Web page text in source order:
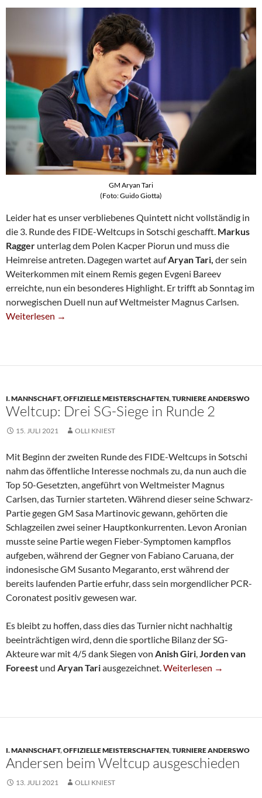
GM Aryan Tari
(Foto: Guido Giotta)
Leider hat es unser verbliebenes Quintett nicht vollständig in
die 3. Runde des FIDE-Weltcups in Sotschi geschafft. Markus
Ragger unterlag dem Polen Kacper Piorun und muss die
Heimreise antreten. Dagegen wartet aufAryan Tari, der sein
Weiterkommen mit einem Remis gegen Evgeni Bareev
erreichte, nun ein besonderes Highlight. Er trifft ab Sonntag im
norwegischen Duell nun auf Weltmeister Magnus Carlsen.
Weltcup-Aus Für Ragger – Tari Nun Gegen Carlsen
Weiterlesen →
I. MANNSCHAFT,OFFIZIELLE MEISTERSCHAFTEN,TURNIERE ANDERSWO
Weltcup: Drei SG-Siege in Runde 2
15. JULI 2021 OLLI KNIEST
Mit Beginn der zweiten Runde des FIDE-Weltcups in Sotschi
nahm das öffentliche Interesse nochmals zu, da nun auch die
Top 50-Gesetzten, angeführt von Weltmeister Magnus
Carlsen, das Turnier starteten. Während dieser seine Schwarz-
Partie gegen GM Sasa Martinovic gewann, gehörten die
Schlagzeilen zwei seiner Hauptkonkurrenten. Levon Aronian
musste seine Partie wegen Fieber-Symptomen kampflos
aufgeben, während der Gegner von Fabiano Caruana, der
indonesische GM Susanto Megaranto, erst während der
bereits laufenden Partie erfuhr, dass sein morgendlicher PCR-
Coronatest positiv gewesen war.
Es bleibt zu hoffen, dass dies das Turnier nicht nachhaltig
beeinträchtigen wird, denn die sportliche Bilanz der SG-
Akteure war mit 4/5 dank Siegen von Anish Giri,Jorden van
Foreest und Aryan Tariausgezeichnet.Weltcup: Drei SG-Siege
Weiterlesen →
I. MANNSCHAFT,OFFIZIELLE MEISTERSCHAFTEN,TURNIERE ANDERSWO
Andersen beim Weltcup ausgeschieden
13. JULI 2021 OLLI KNIEST